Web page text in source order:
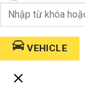
VEHICLE